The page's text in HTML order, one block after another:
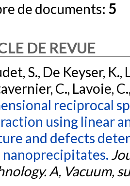
de documents: 5
DE REVUE
S., De Keyser,
C., Lavoie,
reciprocal
using linear
and defects
nanoprecipitates.
A, Vacuum,